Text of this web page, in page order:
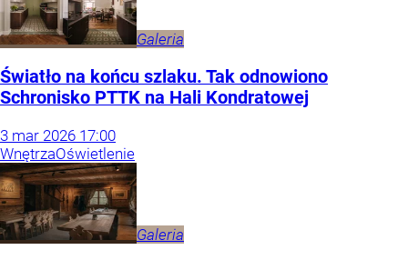
Galeria
Światło na końcu szlaku. Tak odnowiono
Schronisko PTTK na Hali Kondratowej
3 mar 2026 17:00
WnętrzaOświetlenie
Galeria